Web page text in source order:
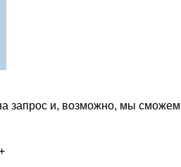
запрос и, возможно, мы